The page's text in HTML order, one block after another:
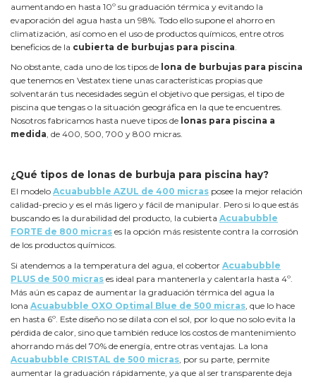
aumentando en hasta 10º su graduación térmica y evitando la
evaporación del agua hasta un 98%. Todo ello supone el ahorro en
climatización, así como en el uso de productos químicos, entre otros
beneficios de la cubierta de burbujas para piscina
No obstante, cada uno de los tipos de lona de burbujas para piscina
que tenemos en Vestatex tiene unas características propias que
solventarán tus necesidades según el objetivo que persigas, el tipo de
piscina que tengas o la situación geográfica en la que te encuentres.
Nosotros fabricamos hasta nueve tipos de lonas para piscina a
medida, de 400, 500, 700 y 800 micras.
¿Qué tipos de lonas de burbuja para piscina hay?
El modelo Acuabubble AZUL de 400 micras posee la mejor relación
calidad-precio y es el más ligero y fácil de manipular. Pero si lo que estás
buscando es la durabilidad del producto, la cubierta Acuabubble
FORTE de 800 micras es la opción más resistente contra la corrosión
de los productos químicos.
Si atendemos a la temperatura del agua, el cobertor Acuabubble
PLUS de 500 micras es ideal para mantenerla y calentarla hasta 4º.
Más aún es capaz de aumentar la graduación térmica del agua la
lona Acuabubble OXO Optimal Blue de 500 micras , que lo hace
en hasta 6º. Este diseño no se dilata con el sol, por lo que no solo evita la
pérdida de calor, sino que también reduce los costos de mantenimiento
ahorrando más del 70% de energía, entre otras ventajas. La lona
Acuabubble CRISTAL de 500 micras , por su parte, permite
aumentar la graduación rápidamente, ya que al ser transparente deja